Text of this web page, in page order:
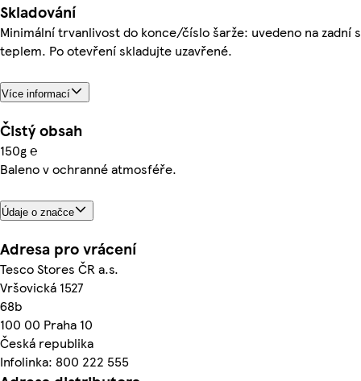
Skladování
Minimální trvanlivost do konce/číslo šarže: uvedeno na
teplem. Po otevření skladujte uzavřené.
Více informací
Čistý obsah
150g ℮
Baleno v ochranné atmosféře.
Údaje o značce
Adresa pro vrácení
Tesco Stores ČR a.s.
Vršovická 1527
68b
100 00 Praha 10
Česká republika
Infolinka: 800 222 555